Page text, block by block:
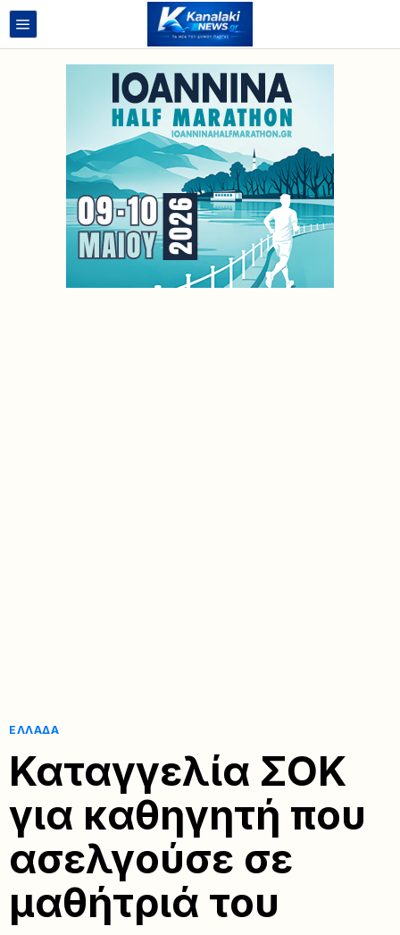
ΕΛΛΆΔΑ
Καταγγελία ΣΟΚ
για καθηγητή που
ασελγούσε σε
μαθήτριά του